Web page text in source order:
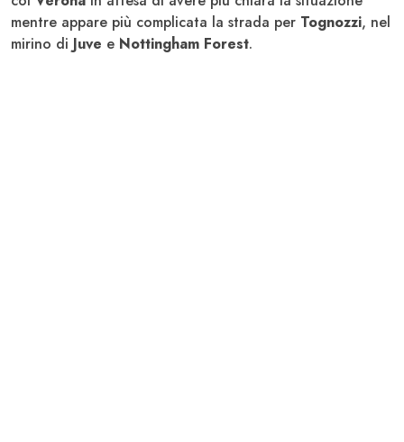
mentre appare più complicata la strada per Tognozzi, nel
mirino di Juve e Nottingham Forest.